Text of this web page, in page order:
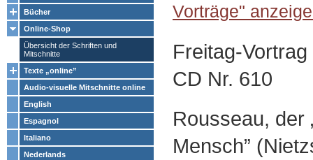
Bücher
Online-Shop
Übersicht der Schriften und
Mitschnitte
Texte „online”
Audio-visuelle Mitschnitte online
English
Espagnol
Italiano
Nederlands
Vorträge"
Freitag-
CD Nr. 610
Rousseau, der
Mensch”